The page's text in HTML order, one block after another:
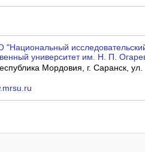
университет им. Н. П.
Мордовия, г. Саранск,